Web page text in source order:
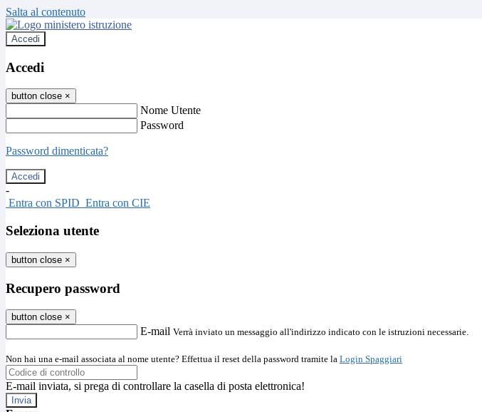
Salta al contenuto
Accedi
Accedi
button close ×
Nome Utente
Password
Password dimenticata?
-
Entra con SPID Entra con CIE
Seleziona utente
button close ×
Recupero password
button close ×
E-mail Verrà inviato un messaggio all'indirizzo indicato con le istruzioni necessarie.
Non hai una e-mail associata al nome utente? Effettua il reset della password tramite la Login Spaggiari
E-mail inviata, si prega di controllare la casella di posta elettronica!